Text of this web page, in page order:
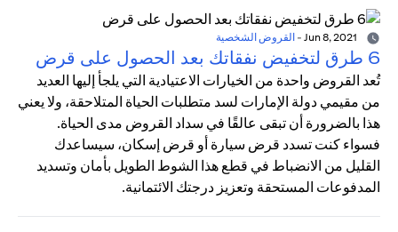
- القروض الشخصية
6 طرق لتخفيض نفقاتك بعد الحصول على قرض
تُعد القروض واحدة من الخيارات الاعتيادية التي يلجأ إليها العديد
من مقيمي دولة الإمارات لسد متطلبات الحياة المتلاحقة، ولا يعني
هذا بالضرورة أن تبقى عالقًا في سداد القروض مدى الحياة.
فسواء كنت تسدد قرض سيارة أو قرض إسكان، سيساعدك
القليل من الانضباط في قطع هذا الشوط الطويل بأمان وتسديد
المدفوعات المستحقة وتعزيز درجتك الائتمانية.